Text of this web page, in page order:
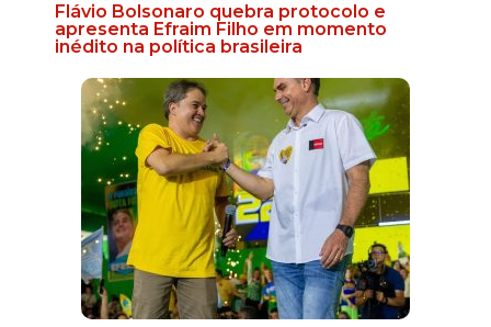
Flávio Bolsonaro quebra protocolo e
apresenta Efraim Filho em momento
inédito na política brasileira